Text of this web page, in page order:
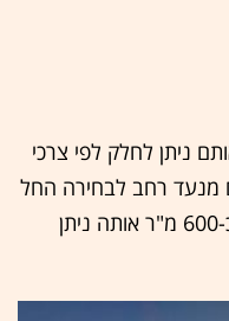
ניתן לחלק לפי צרכי
מנעד רחב לבחירה החל
ממשרד קטן ועד קומה שלמה של כ-600 מ"ר אותה ניתן